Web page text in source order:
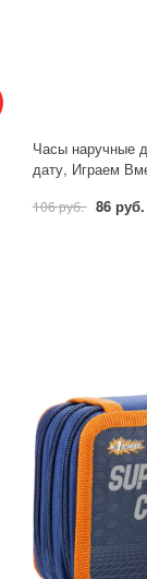
Часы наручные
дату, Играем
106 руб. 86 руб.